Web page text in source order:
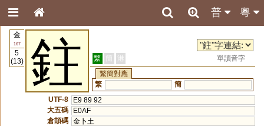
粵
普
金
167
5
(13)
鉒 繁 簡 港
單讀音字
繁簡對應
繁
簡
UTF-8
E9 89 92
大五碼
E0AF
倉頡碼 金卜土